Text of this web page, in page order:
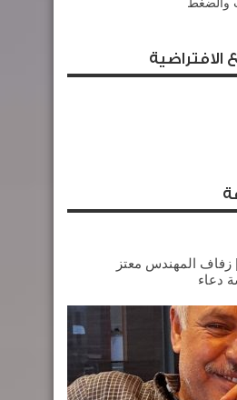
والضغط
زفاف المهندس معتز
دعاء